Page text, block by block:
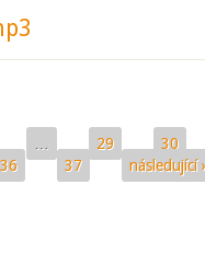
29
30
36 37 následující ›